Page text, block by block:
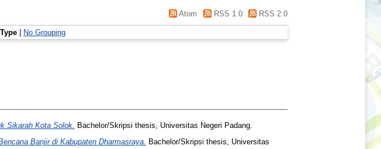
Atom RSS 1.0 RSS 2.0
No Grouping
Sikarah Kota Solok. Bachelor/Skripsi thesis, Universitas Negeri Padang.
Banjir di Kabupaten Dharmasraya.
Bachelor/Skripsi thesis, Universitas